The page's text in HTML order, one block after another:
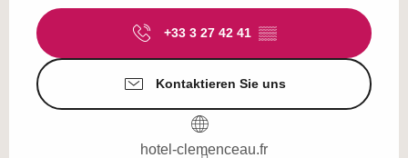
+33 3 27 42 41 ▒▒
Kontaktieren Sie uns
hotel-clemenceau.fr